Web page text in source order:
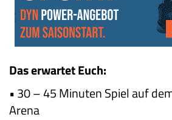
Das erwartet Euch:
• 30 – 45 Minuten Spiel auf
Arena